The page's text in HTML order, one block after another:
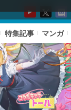
特集記事 マンガ